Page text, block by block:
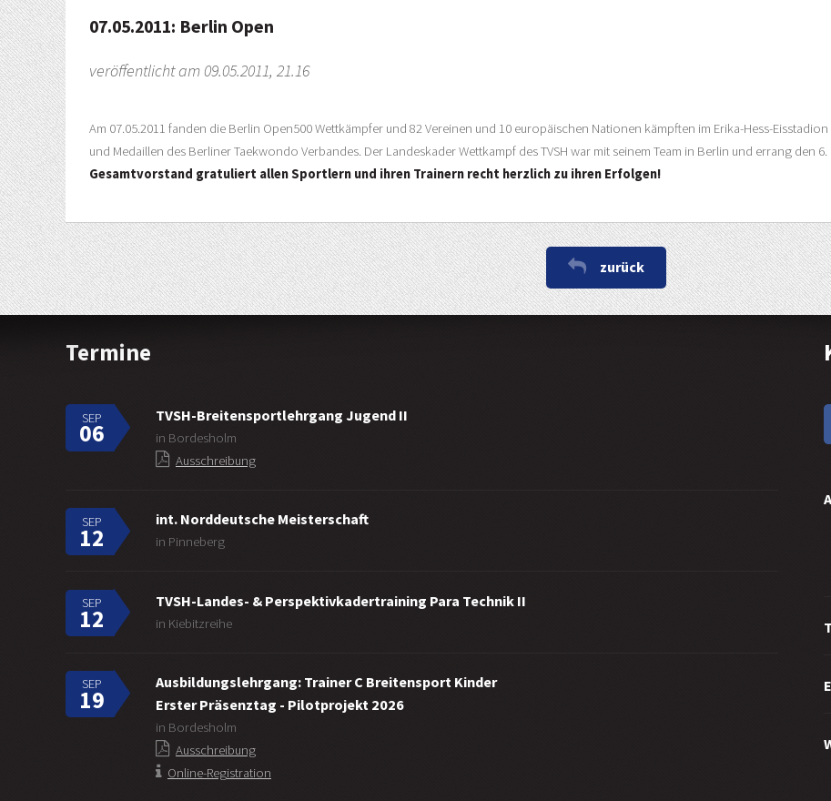
07.05.2011: Berlin Open
veröffentlicht am 09.05.2011, 21.16
Am 07.05.2011 fanden die Berlin Open500 Wettkämpfer und 82 Vereinen und 10 europäischen Nationen kämpften im Erika-Hess-
und Medaillen des Berliner Taekwondo Verbandes. Der Landeskader Wettkampf des TVSH war mit seinem Team in Berlin und errang den
Gesamtvorstand gratuliert allen Sportlern und ihren Trainern recht herzlich zu ihren Erfolgen!
zurück
Termine
SEP
06
TVSH-Breitensportlehrgang Jugend II
in Bordesholm
Ausschreibung
SEP
12
int. Norddeutsche Meisterschaft
in Pinneberg
SEP
12
TVSH-Landes- & Perspektivkadertraining Para Technik II
in Kiebitzreihe
SEP
19
Ausbildungslehrgang: Trainer C Breitensport Kinder
Erster Präsenztag - Pilotprojekt 2026
in Bordesholm
Ausschreibung
Online-Registration